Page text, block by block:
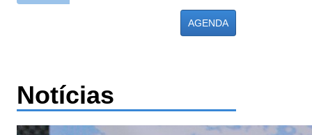
AGENDA
Notícias